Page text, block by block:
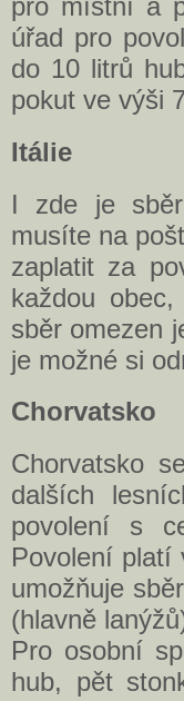
pro místní a
úřad pro
do 10 litrů
pokut ve výši
Itálie
I zde je
musíte na
zaplatit za
každou
sběr omezen
je možné si
Chorvatsko
Chorvatsko
dalších
povolení s
Povolení platí
umožňuje
(hlavně
Pro osobní
hub, pět